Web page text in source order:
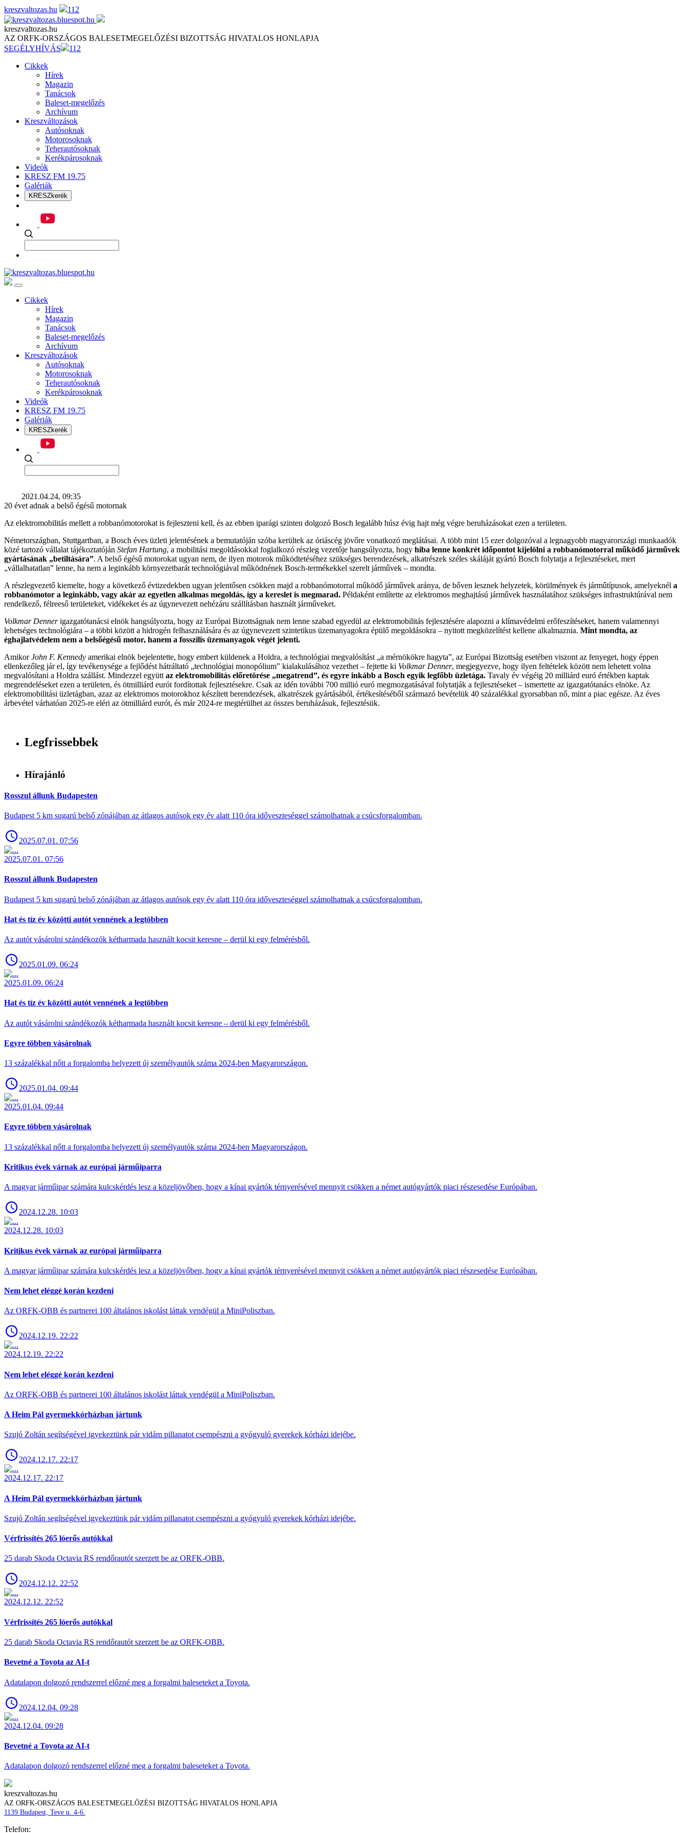
Skip
to
content
kreszvaltozas.hu 112
kreszvaltozas.hu
AZ ORFK-ORSZÁGOS BALESETMEGELŐZÉSI BIZOTTSÁG HIVATALOS HONLAPJA
SEGÉLYHÍVÁS
112
Cikkek
Hírek
Magazin
Tanácsok
Baleset-megelőzés
Archívum
Kreszváltozások
Autósoknak
Motorosoknak
Teherautósoknak
Kerékpárosoknak
Videók
KRESZ FM 19.75
Galériák
KRESZkerék
Cikkek
Hírek
Magazin
Tanácsok
Baleset-megelőzés
Archívum
Kreszváltozások
Autósoknak
Motorosoknak
Teherautósoknak
Kerékpárosoknak
Videók
KRESZ FM 19.75
Galériák
KRESZkerék
2021.04.24, 09:35
20 évet adnak a belső égésű motornak
Az elektromobilitás mellett a robbanómotorokat is fejleszteni kell, és az ebben iparági szinten dolgozó Bosch legalább húsz évig hajt még végre beruházásokat ezen a területen.
Németországban, Stuttgartban, a Bosch éves üzleti jelentésének a bemutatóján szóba kerültek az óriáscég jövőre vonatkozó meglátásai. A több mint 15 ezer dolgozóval a legnagyobb magyarországi munkaadók
közé tartozó vállalat tájékoztatóján Stefan Hartung, a mobilitási megoldásokkal foglalkozó részleg vezetője hangsúlyozta, hogy hiba lenne konkrét időpontot kijelölni a robbanómotorral működő járművek
gyártásának „betiltására”. A belső égésű motorokat ugyan nem, de ilyen motorok működtetéséhez szükséges berendezések, alkatrészek széles skáláját gyártó Bosch folytatja a fejlesztéseket, mert
„vállalhatatlan” lenne, ha nem a leginkább környezetbarát technológiával működnének Bosch-termékekkel szerelt járművek – mondta.
A részlegvezető kiemelte, hogy a következő évtizedekben ugyan jelentősen csökken majd a robbanómotorral működő járművek aránya, de bőven lesznek helyzetek, körülmények és járműtípusok, amelyeknél a
robbanómotor a leginkább, vagy akár az egyetlen alkalmas megoldás, így a kereslet is megmarad. Példaként említette az elektromos meghajtású járművek használatához szükséges infrastruktúrával nem
rendelkező, félreeső területeket, vidékeket és az úgynevezett nehézáru szállításban használt járműveket.
Volkmar Dennerigazgatótanácsi elnök hangsúlyozta, hogy az Európai Bizottságnak nem lenne szabad egyedül az elektromobilitás fejlesztésére alapozni a klímavédelmi erőfeszítéseket, hanem valamennyi
lehetséges technológiára – a többi között a hidrogén felhasználására és az úgynevezett szintetikus üzemanyagokra épülő megoldásokra – nyitott megközelítést kellene alkalmaznia. Mint mondta, az
éghajlatvédelem nem a belsőégésű motor, hanem a fosszilis üzemanyagok végét jelenti.
AmikorJohn F. Kennedy amerikai elnök bejelentette, hogy embert küldenek a Holdra, a technológiai megvalósítást „a mérnökökre hagyta”, az Európai Bizottság esetében viszont az fenyeget, hogy éppen
ellenkezőleg jár el, így tevékenysége a fejlődést hátráltató „technológiai monopólium” kialakulásához vezethet – fejtette ki Volkmar Denner, megjegyezve, hogy ilyen feltételek között nem lehetett volna
megvalósítani a Holdra szállást. Mindezzel együtt az elektromobilitás előretörése „megatrend”, és egyre inkább a Bosch egyik legfőbb üzletága. Tavaly év végéig 20 milliárd euró értékben kaptak
megrendeléseket ezen a területen, és ötmilliárd eurót fordítottak fejlesztésekre. Csak az idén további 700 millió euró megmozgatásával folytatják a fejlesztéseket – ismertette az igazgatótanács elnöke. Az
elektromobilitási üzletágban, azaz az elektromos motorokhoz készített berendezések, alkatrészek gyártásából, értékesítéséből származó bevételük 40 százalékkal gyorsabban nő, mint a piac egésze. Az éves
árbevétel várhatóan 2025-re eléri az ötmilliárd eurót, és már 2024-re megtérülhet az összes beruházásuk, fejlesztésük.
Legfrissebbek
Hírajánló
Rosszul állunk Budapesten
Budapest 5 km sugarú belső zónájában az átlagos autósok egy év alatt 110 óra időveszteséggel számolhatnak a csúcsforgalomban.
2025.07.01. 07:56
2025.07.01. 07:56
Rosszul állunk Budapesten
Budapest 5 km sugarú belső zónájában az átlagos autósok egy év alatt 110 óra időveszteséggel számolhatnak a csúcsforgalomban.
Hat és tíz év közötti autót vennének a legtöbben
Az autót vásárolni szándékozók kétharmada használt kocsit keresne – derül ki egy felmérésből.
2025.01.09. 06:24
2025.01.09. 06:24
Hat és tíz év közötti autót vennének a legtöbben
Az autót vásárolni szándékozók kétharmada használt kocsit keresne – derül ki egy felmérésből.
Egyre többen vásárolnak
13 százalékkal nőtt a forgalomba helyezett új személyautók száma 2024-ben Magyarországon.
2025.01.04. 09:44
2025.01.04. 09:44
Egyre többen vásárolnak
13 százalékkal nőtt a forgalomba helyezett új személyautók száma 2024-ben Magyarországon.
Kritikus évek várnak az európai járműiparra
A magyar járműipar számára kulcskérdés lesz a közeljövőben, hogy a kínai gyártók térnyerésével mennyit csökken a német autógyártók piaci részesedése Európában.
2024.12.28. 10:03
2024.12.28. 10:03
Kritikus évek várnak az európai járműiparra
A magyar járműipar számára kulcskérdés lesz a közeljövőben, hogy a kínai gyártók térnyerésével mennyit csökken a német autógyártók piaci részesedése Európában.
Nem lehet eléggé korán kezdeni
Az ORFK-OBB és partnerei 100 általános iskolást láttak vendégül a MiniPoliszban.
2024.12.19. 22:22
2024.12.19. 22:22
Nem lehet eléggé korán kezdeni
Az ORFK-OBB és partnerei 100 általános iskolást láttak vendégül a MiniPoliszban.
A Heim Pál gyermekkórházban jártunk
Szujó Zoltán segítségével igyekeztünk pár vidám pillanatot csempészni a gyógyuló gyerekek kórházi idejébe.
2024.12.17. 22:17
2024.12.17. 22:17
A Heim Pál gyermekkórházban jártunk
Szujó Zoltán segítségével igyekeztünk pár vidám pillanatot csempészni a gyógyuló gyerekek kórházi idejébe.
Vérfrissítés 265 lóerős autókkal
25 darab Skoda Octavia RS rendőrautót szerzett be az ORFK-OBB.
2024.12.12. 22:52
2024.12.12. 22:52
Vérfrissítés 265 lóerős autókkal
25 darab Skoda Octavia RS rendőrautót szerzett be az ORFK-OBB.
Bevetné a Toyota az AI-t
Adatalapon dolgozó rendszerrel előzné meg a forgalmi baleseteket a Toyota.
2024.12.04. 09:28
2024.12.04. 09:28
Bevetné a Toyota az AI-t
Adatalapon dolgozó rendszerrel előzné meg a forgalmi baleseteket a Toyota.
kreszvaltozas.hu
AZ ORFK-ORSZÁGOS BALESETMEGELŐZÉSI BIZOTTSÁG HIVATALOS HONLAPJA
1139 Budapest, Teve u. 4-6.
Telefon: